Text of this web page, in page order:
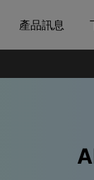
產品訊息